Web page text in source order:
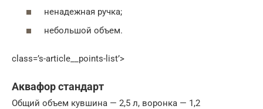
ненадежная ручка;
небольшой объем.
class=’s-article__points-list’>
Аквафор стандарт
Общий объем кувшина — 2,5 л, воронка — 1,2